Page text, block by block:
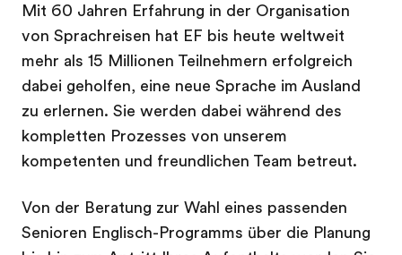
Mit 60 Jahren Erfahrung in der Organisation
von Sprachreisen hat EF bis heute weltweit
mehr als 15 Millionen Teilnehmern erfolgreich
dabei geholfen, eine neue Sprache im Ausland
zu erlernen. Sie werden dabei während des
kompletten Prozesses von unserem
kompetenten und freundlichen Team betreut.
Von der Beratung zur Wahl eines passenden
Senioren Englisch-Programms über die Planung